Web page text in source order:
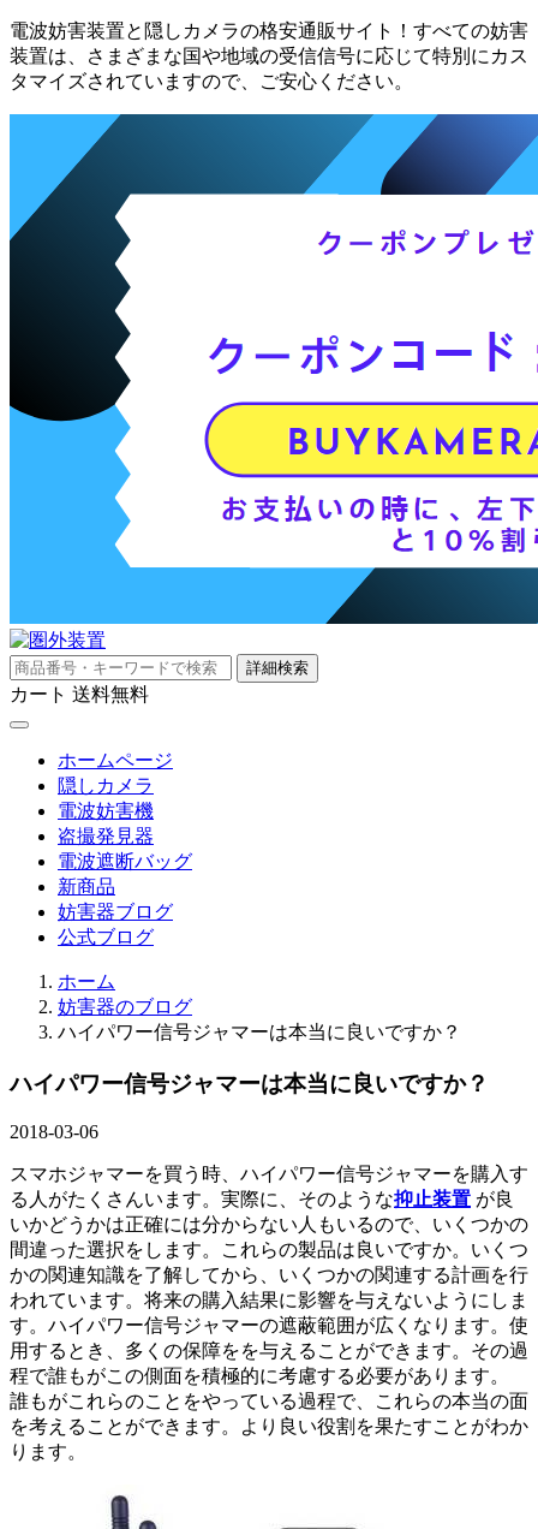
電波妨害装置と隠しカメラの格安通販サイト！すべての妨害
装置は、さまざまな国や地域の受信信号に応じて特別にカス
タマイズされていますので、ご安心ください。
詳細検索
カート 送料無料
ホームページ
隠しカメラ
電波妨害機
盗撮発見器
電波遮断バッグ
新商品
妨害器ブログ
公式ブログ
ホーム
妨害器のブログ
ハイパワー信号ジャマーは本当に良いですか？
ハイパワー信号ジャマーは本当に良いですか？
2018-03-06
スマホジャマーを買う時、ハイパワー信号ジャマーを購入す
る人がたくさんいます。実際に、そのような抑止装置 が良
いかどうかは正確には分からない人もいるので、いくつかの
間違った選択をします。これらの製品は良いですか。いくつ
かの関連知識を了解してから、いくつかの関連する計画を行
われています。将来の購入結果に影響を与えないようにしま
す。ハイパワー信号ジャマーの遮蔽範囲が広くなります。使
用するとき、多くの保障をを与えることができます。その過
程で誰もがこの側面を積極的に考慮する必要があります。
誰もがこれらのことをやっている過程で、これらの本当の面
を考えることができます。より良い役割を果たすことがわか
ります。